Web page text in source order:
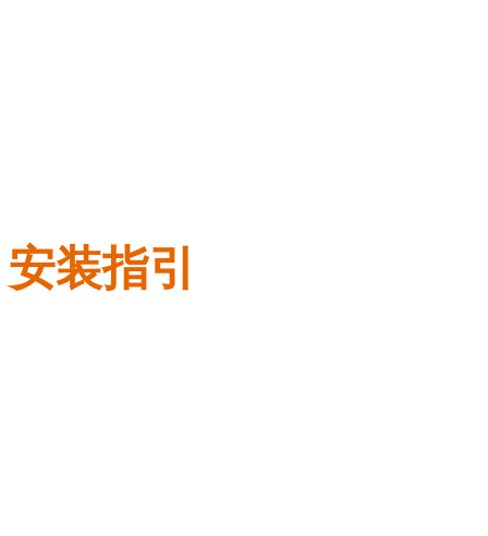
安装指引